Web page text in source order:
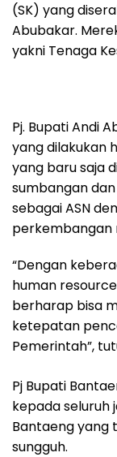
(SK) yang
Abubakar.
yakni Tenaga
Pj. Bupati Andi
yang dilakukan
yang baru saja
sumbangan
sebagai ASN
perkembangan
“Dengan
human
berharap bisa
ketepatan
Pemerintah”,
Pj Bupati
kepada seluruh
Bantaeng yang
sungguh.